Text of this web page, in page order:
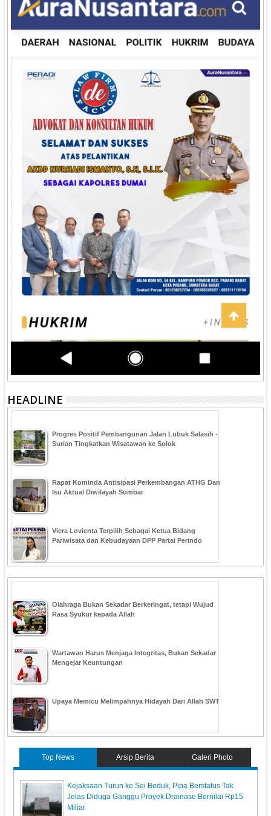
HEADLINE
Progres Positif Pembangunan Jalan Lubuk Salasih -
Surian Tingkatkan Wisatawan ke Solok
Rapat Kominda Antisipasi Perkembangan ATHG Dan
Isu Aktual Diwilayah Sumbar
Viera Lovienta Terpilih Sebagai Ketua Bidang
Pariwisata dan Kebudayaan DPP Partai Perindo
Olahraga Bukan Sekadar Berkeringat, tetapi Wujud
Rasa Syukur kepada Allah
Wartawan Harus Menjaga Integritas, Bukan Sekadar
Mengejar Keuntungan
Upaya Memicu Melimpahnya Hidayah Dari Allah SWT
Top News Arsip Berita Galeri Photo
Kejaksaan Turun ke Sei Beduk, Pipa Berstatus Tak
Jelas Diduga Ganggu Proyek Drainase Bernilai Rp15
Miliar